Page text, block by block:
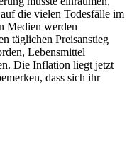
die vielen Todesfälle im
Medien werden
täglichen Preisanstieg
Lebensmittel
Die Inflation liegt jetzt
dass sich ihr